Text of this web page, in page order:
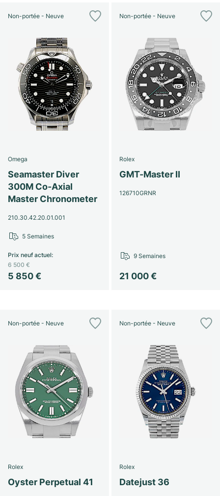
Non-portée - Neuve
Omega
Seamaster Diver
300M Co-Axial
Master Chronometer
210.30.42.20.01.001
5 850 €
Prix neuf actuel:
6 500 €
5 Semaines
Non-portée - Neuve
Rolex
GMT-Master II
126710GRNR
21 000 €
9 Semaines
Non-portée - Neuve
Rolex
Oyster Perpetual 41
Non-portée - Neuve
Rolex
Datejust 36